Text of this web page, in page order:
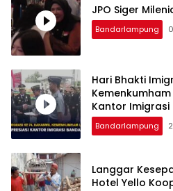
JPO Siger
Bandarlampung
Hari Bhakti
Kantor Imigrasi
Bandarlampung
Langgar
Hotel Yello